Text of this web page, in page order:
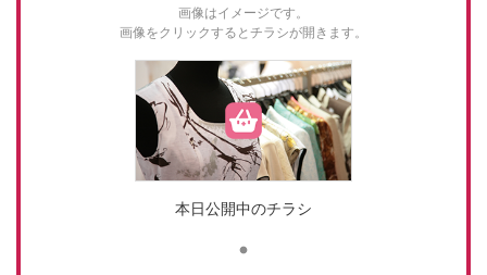
画像はイメージです。
画像をクリックするとチラシが開きます。
本日公開中のチラシ